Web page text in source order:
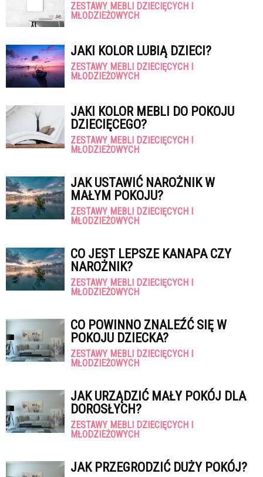
ZESTAWY MEBLI DZIECIĘCYCH I
MŁODZIEŻOWYCH
JAKI KOLOR LUBIĄ DZIECI?
ZESTAWY MEBLI DZIECIĘCYCH I
MŁODZIEŻOWYCH
JAKI KOLOR MEBLI DO POKOJU
DZIECIĘCEGO?
ZESTAWY MEBLI DZIECIĘCYCH I
MŁODZIEŻOWYCH
JAK USTAWIĆ NAROŻNIK W
MAŁYM POKOJU?
ZESTAWY MEBLI DZIECIĘCYCH I
MŁODZIEŻOWYCH
CO JEST LEPSZE KANAPA CZY
NAROŻNIK?
ZESTAWY MEBLI DZIECIĘCYCH I
MŁODZIEŻOWYCH
CO POWINNO ZNALEŹĆ SIĘ W
POKOJU DZIECKA?
ZESTAWY MEBLI DZIECIĘCYCH I
MŁODZIEŻOWYCH
JAK URZĄDZIĆ MAŁY POKÓJ DLA
DOROSŁYCH?
ZESTAWY MEBLI DZIECIĘCYCH I
MŁODZIEŻOWYCH
JAK PRZEGRODZIĆ DUŻY POKÓJ?